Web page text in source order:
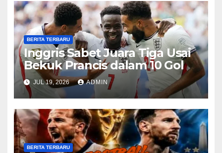
BERITA TERBARU
Inggris Sabet Juara Tiga Usai
Bekuk Prancis dalam 10 Gol
JUL 19, 2026 ADMIN
BERITA TERBARU